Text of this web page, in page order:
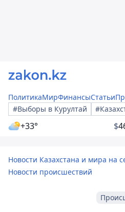
ПолитикаМирФинансыСтатьи
#Выборы в Курултай
+33° $
Новости Казахстана и мира на
Новости происшествий